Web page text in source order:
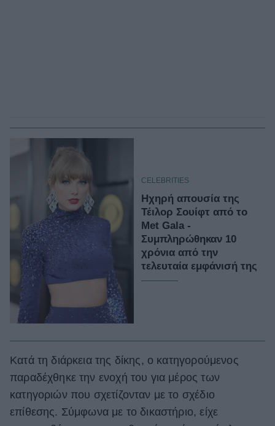
CELEBRITIES
Ηχηρή απουσία της
Τέιλορ Σουίφτ από το
Met Gala -
Συμπληρώθηκαν 10
χρόνια από την
τελευταία εμφάνισή της
Κατά τη διάρκεια της δίκης, ο κατηγορούμενος
παραδέχθηκε την ενοχή του για μέρος των
κατηγοριών που σχετίζονταν με το σχέδιο
επίθεσης. Σύμφωνα με το δικαστήριο, είχε